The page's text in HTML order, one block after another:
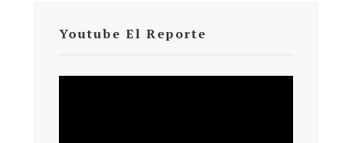
Youtube El Reporte